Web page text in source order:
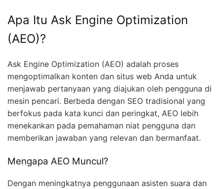
Apa Itu Ask Engine Optimization
(AEO)?
Ask Engine Optimization (AEO) adalah proses
mengoptimalkan konten dan situs web Anda untuk
menjawab pertanyaan yang diajukan oleh pengguna di
mesin pencari. Berbeda dengan SEO tradisional yang
berfokus pada kata kunci dan peringkat, AEO lebih
menekankan pada pemahaman niat pengguna dan
memberikan jawaban yang relevan dan bermanfaat.
Mengapa AEO Muncul?
Dengan meningkatnya penggunaan asisten suara dan